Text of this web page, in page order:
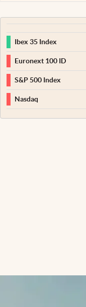
Ibex 35 Index
Euronext 100 ID
S&P 500 Index
Nasdaq